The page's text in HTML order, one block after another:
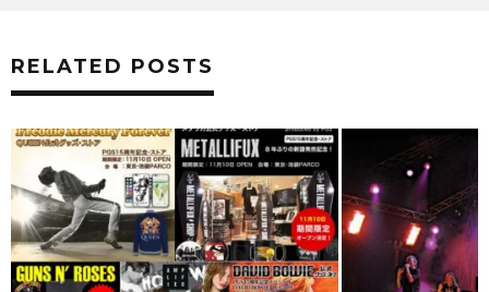
RELATED POSTS